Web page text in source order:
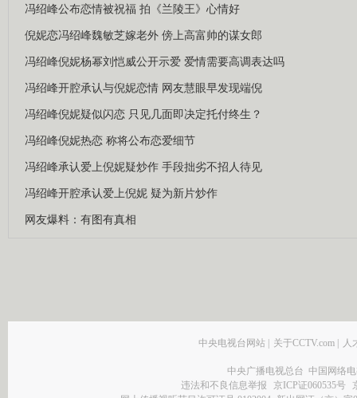
冯绍峰公布恋情被祝福 拍《兰陵王》心情好
倪妮恋冯绍峰魏敏芝嫁老外 傍上高富帅的谋女郎
冯绍峰倪妮杨幂刘恺威公开示爱 爱情需要高调表达吗
冯绍峰开腔承认与倪妮恋情 网友慧眼早发现端倪
冯绍峰倪妮疑似闪恋 只见几面即决定托付终生？
冯绍峰倪妮热恋 称将公布恋爱细节
冯绍峰承认爱上倪妮疑炒作 手段拙劣不招人待见
冯绍峰开腔承认爱上倪妮 疑为新片炒作
网友爆料：有图有真相
中央电视台网站 | 关于CCTV.com | 人
中央广播电视总台 中国网络
违法和不良信息举报
京ICP证060535号